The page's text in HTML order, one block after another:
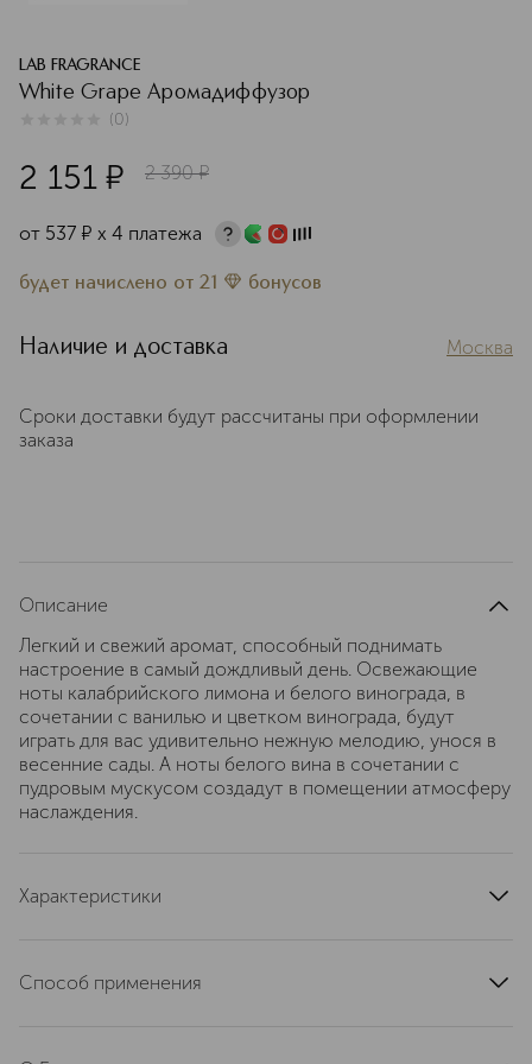
LAB FRAGRANCE
White Grape Аромадиффузор
(0)
2 151 ¤ 2 390 ¤
от 537 ¤ х 4 платежа
будет начислено от 21 бонусов
Наличие и доставка Москва
Сроки доставки будут рассчитаны при оформлении
заказа
Описание
Легкий и свежий аромат, способный поднимать
настроение в самый дождливый день. Освежающие
ноты калабрийского лимона и белого винограда, в
сочетании с ванилью и цветком винограда, будут
играть для вас удивительно нежную мелодию, унося в
весенние сады. А ноты белого вина в сочетании с
пудровым мускусом создадут в помещении атмосферу
наслаждения.
Характеристики
группа ароматов
Способ применения